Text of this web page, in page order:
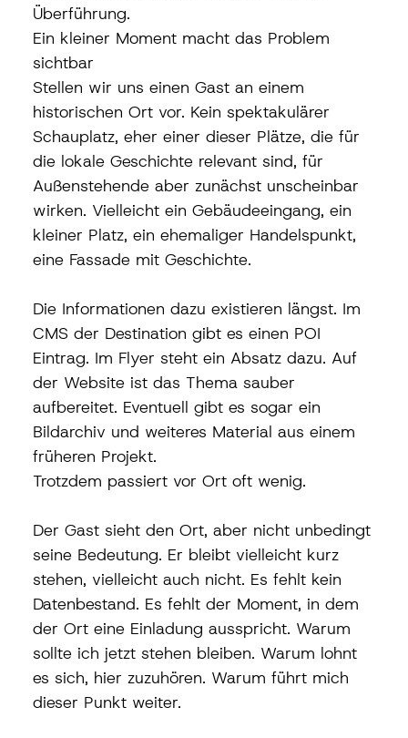
Überführung.
Ein kleiner Moment macht das Problem
sichtbar
Stellen wir uns einen Gast an einem
historischen Ort vor. Kein spektakulärer
Schauplatz, eher einer dieser Plätze, die für
die lokale Geschichte relevant sind, für
Außenstehende aber zunächst unscheinbar
wirken. Vielleicht ein Gebäudeeingang, ein
kleiner Platz, ein ehemaliger Handelspunkt,
eine Fassade mit Geschichte.
Die Informationen dazu existieren längst. Im
CMS der Destination gibt es einen POI
Eintrag. Im Flyer steht ein Absatz dazu. Auf
der Website ist das Thema sauber
aufbereitet. Eventuell gibt es sogar ein
Bildarchiv und weiteres Material aus einem
früheren Projekt.
Trotzdem passiert vor Ort oft wenig.
Der Gast sieht den Ort, aber nicht unbedingt
seine Bedeutung. Er bleibt vielleicht kurz
stehen, vielleicht auch nicht. Es fehlt kein
Datenbestand. Es fehlt der Moment, in dem
der Ort eine Einladung ausspricht. Warum
sollte ich jetzt stehen bleiben. Warum lohnt
es sich, hier zuzuhören. Warum führt mich
dieser Punkt weiter.